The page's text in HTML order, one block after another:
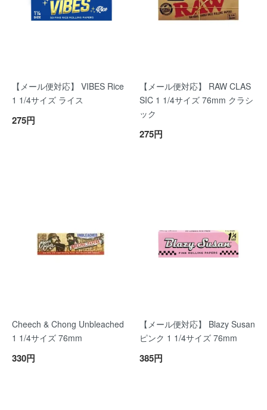
【メール便対応】 VIBES Rice
1 1/4サイズ ライス
275円
【メール便対応】 RAW CLAS
SIC 1 1/4サイズ 76mm クラシ
ック
275円
Cheech & Chong Unbleached
1 1/4サイズ 76mm
330円
【メール便対応】 Blazy Susan
ピンク 1 1/4サイズ 76mm
385円